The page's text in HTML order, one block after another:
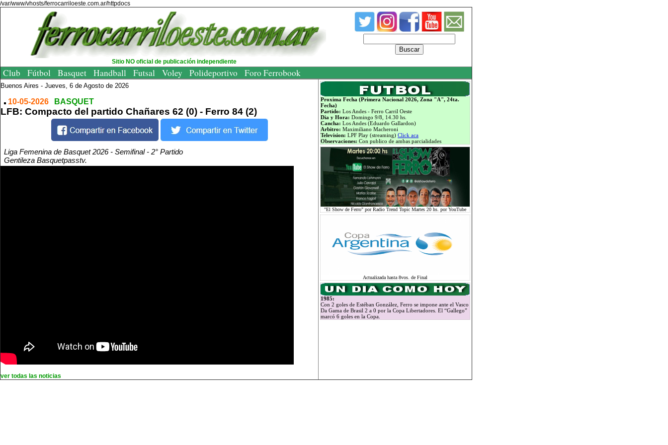
/var/www/vhosts/ferrocarriloeste.com.ar/httpdocs
Sitio NO oficial de publicación independiente
Buscar
Club Fútbol Basquet Handball Futsal Voley Polideportivo Foro Ferrobook
Buenos Aires - Jueves, 6 de Agosto de 2026
10-05-2026 BASQUET
LFB: Compacto del partido Chañares 62 (0) - Ferro 84 (2)
Liga Femenina de Basquet 2026 - Semifinal - 2° Partido
Gentileza Basquetpasstv.
ver todas las noticias
Proxima Fecha (Primera Nacional 2026, Zona "A", 24ta.
Fecha)
Partido: Los Andes - Ferro Carril Oeste
Dia y Hora: Domingo 9/8, 14.30 hs.
Cancha: Los Andes (Eduardo Gallardon)
Arbitro: Maximiliano Macheroni
Television: LPF Play (streaming) Click aca
Observaciones: Con publico de ambas parcialidades
"El Show de Ferro" por Radio Trend Topic Martes 20 hs. por YouTube
Actualizada hasta 8vos. de Final
1985:
Con 2 goles de Estéban González, Ferro se impone ante el Vasco
Da Gama de Brasil 2 a 0 por la Copa Libertadores. El “Gallego”
marcó 6 goles en la Copa.